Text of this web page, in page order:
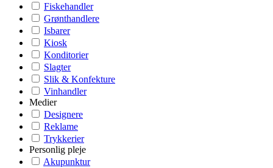
Fiskehandler
Grønthandlere
Isbarer
Kiosk
Konditorier
Slagter
Slik & Konfekture
Vinhandler
Medier
Designere
Reklame
Trykkerier
Personlig pleje
Akupunktur